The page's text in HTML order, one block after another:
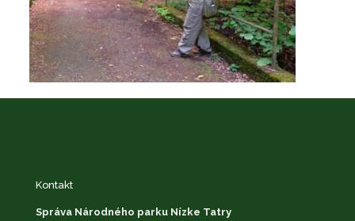
Kontakt
Správa Národného parku Nízke Tatry